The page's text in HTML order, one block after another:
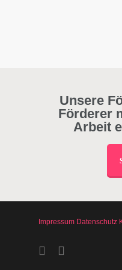
Unsere
Förderer
Arbeit
Impressum Datenschutz
facebookinstagram